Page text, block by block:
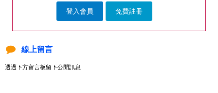
登入會員 免費註冊
線上留言
透過下方留言板留下公開訊息